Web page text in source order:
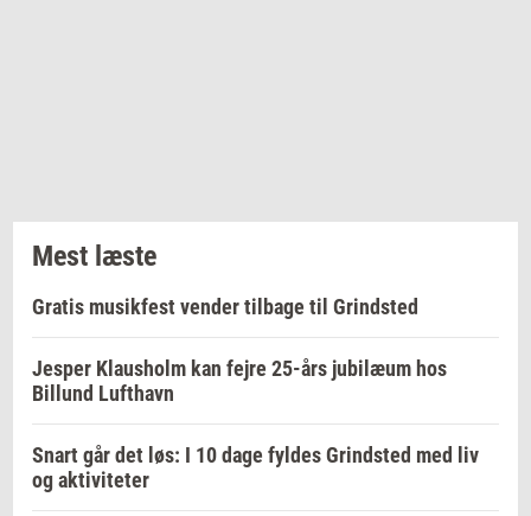
Mest læste
Gratis musikfest vender tilbage til Grindsted
Jesper Klausholm kan fejre 25-års jubilæum hos
Billund Lufthavn
Snart går det løs: I 10 dage fyldes Grindsted med liv
og aktiviteter